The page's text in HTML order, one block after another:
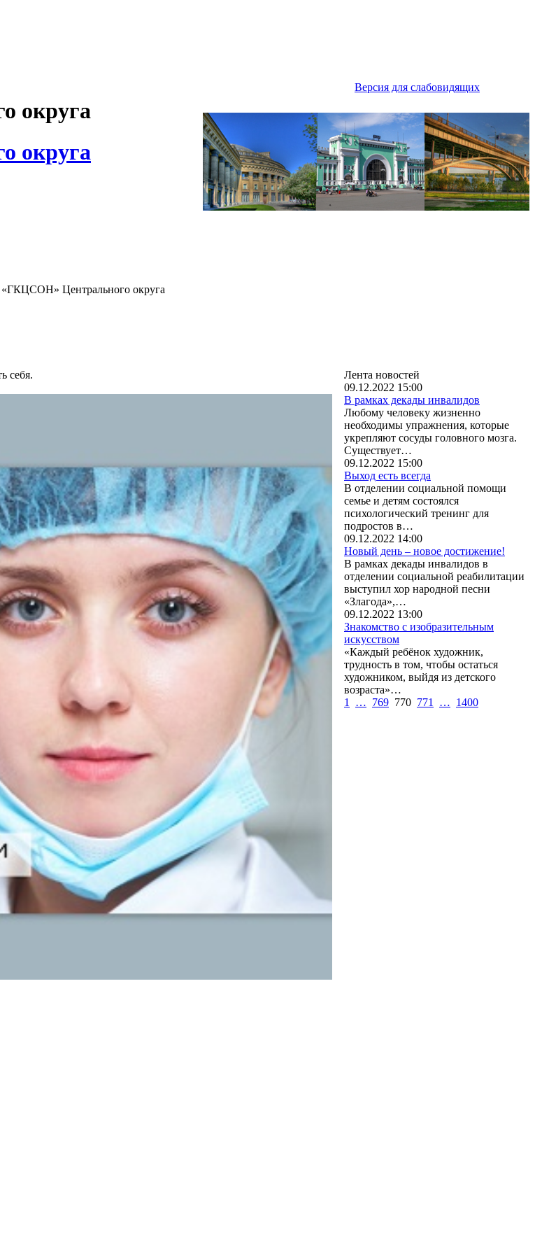
Версия для слабовидящих
округа
округа
Центрального округа
себя.
Лента новостей
09.12.2022 15:00
В рамках декады инвалидов
Любому человеку жизненно
необходимы упражнения, которые
укрепляют сосуды головного мозга.
Существует…
09.12.2022 15:00
Выход есть всегда
В отделении социальной помощи
семье и детям состоялся
психологический тренинг для
подростов в…
09.12.2022 14:00
Новый день – новое достижение!
В рамках декады инвалидов в
отделении социальной реабилитации
выступил хор народной песни
«Злагода»,…
09.12.2022 13:00
Знакомство с изобразительным
искусством
«Каждый ребёнок художник,
трудность в том, чтобы остаться
художником, выйдя из детского
возраста»…
1
… 769 770 771 … 1400